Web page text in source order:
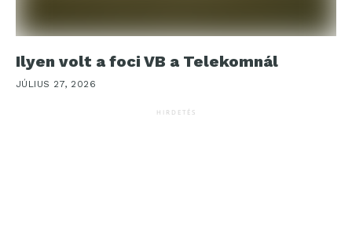
Ilyen volt a foci VB a Telekomnál
JÚLIUS 27, 2026
HIRDETÉS